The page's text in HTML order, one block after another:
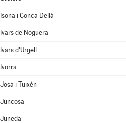
Isona i Conca Dellà
Ivars de Noguera
Ivars d'Urgell
Ivorra
Josa i Tuixén
Juncosa
Juneda